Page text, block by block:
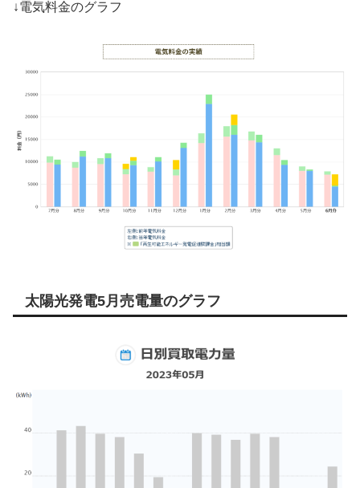
↓電気料金のグラフ
太陽光発電5月売電量のグラフ